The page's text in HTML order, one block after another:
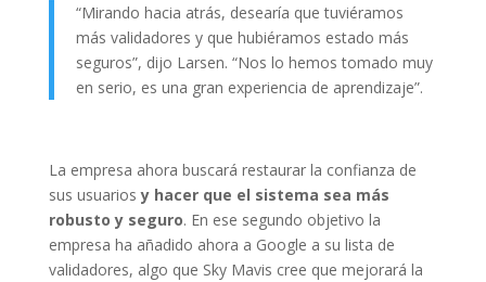
“Mirando hacia atrás, desearía que tuviéramos
más validadores y que hubiéramos estado más
seguros”, dijo Larsen. “Nos lo hemos tomado muy
en serio, es una gran experiencia de aprendizaje”.
La empresa ahora buscará restaurar la confianza de
sus usuariosy hacer que el sistema sea más
robusto y seguro. En ese segundo objetivo la
empresa ha añadido ahora a Google a su lista de
validadores, algo que Sky Mavis cree que mejorará la